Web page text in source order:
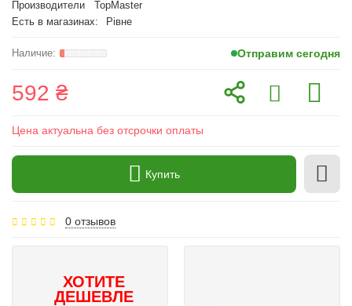
Производители
TopMaster
Есть в магазинах:
Рівне
Отправим сегодня
592 ₴
Цена актуальна без отсрочки оплаты
Купить
0 отзывов
ХОТИТЕ
ДЕШЕВЛЕ